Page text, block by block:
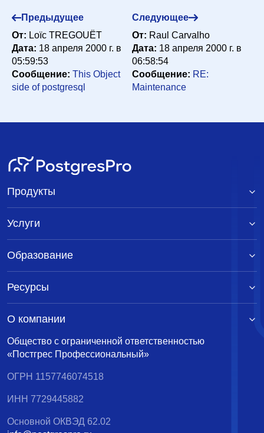
Предыдущее
От: Loïc TREGOUËT
Дата: 18 апреля 2000 г. в
05:59:53
Сообщение: This Object
side of postgresql
Следующее
От: Raul Carvalho
Дата: 18 апреля 2000 г. в
06:58:54
Сообщение: RE:
Maintenance
Общество с ограниченной ответственностью
«Постгрес Профессиональный»
ОГРН 1157746074518
ИНН 7729445882
Основной ОКВЭД 62.02
Продукты
Услуги
Образование
Ресурсы
О компании